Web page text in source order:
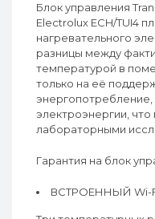
Блок управления
Electrolux ECH/TUI4
нагревательного
разницы между
температурой в
только на её
электроэнергии,
лабораторными
Гарантия на блок
ВСТРОЕННЫЙ Wi-